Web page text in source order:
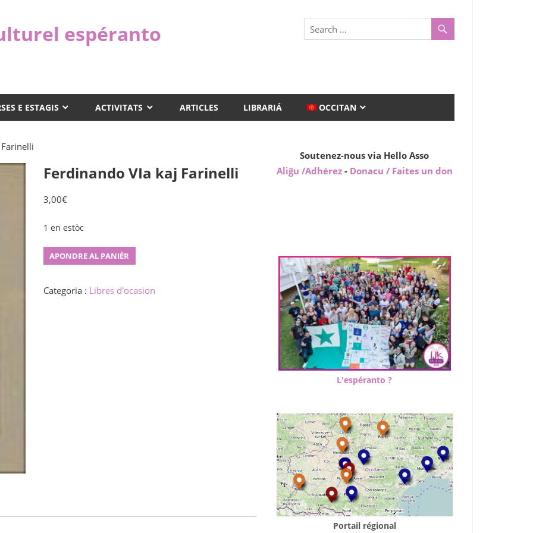
espéranto
E ESTAGIS ACTIVITATS ARTICLES LIBRARIÁ OCCITAN
Ferdinando VIa kaj Farinelli
3,00€
1 en estòc
Ferdinando
kaj
APONDRE AL PANIÈR
Categoria : Libres d'ocasion
Soutenez-nous via Hello Asso
Aliĝu /Adhérez - Donacu / Faites un don
L'espéranto ?
Portail régional